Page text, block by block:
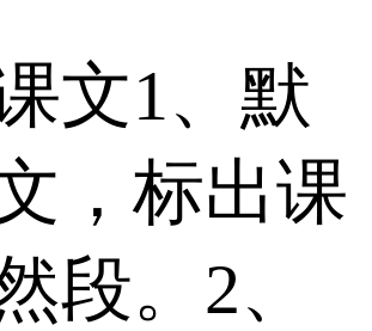
文1、默
，标出课
段。2、